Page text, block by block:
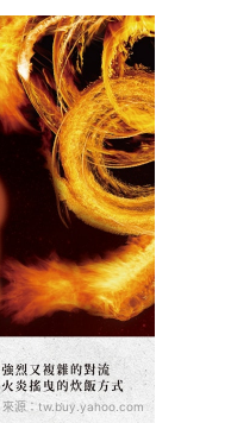
來源：tw.buy.yahoo.com